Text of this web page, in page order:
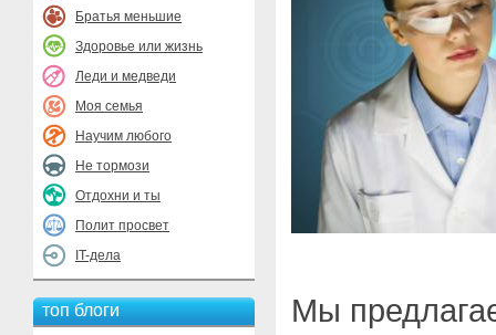
Братья меньшие
Здоровье или жизнь
Леди и медведи
Моя семья
Научим любого
Не тормози
Отдохни и ты
Полит просвет
IT-дела
топ блоги
Мы